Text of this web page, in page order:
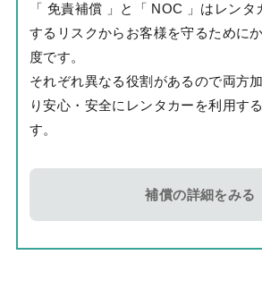
「 免責補償 」と「 NOC 」はレンタ
するリスクからお客様を守るために
度です。
それぞれ異なる役割があるので両方
り安心・安全にレンタカーを利用す
す。
補償の詳細をみる